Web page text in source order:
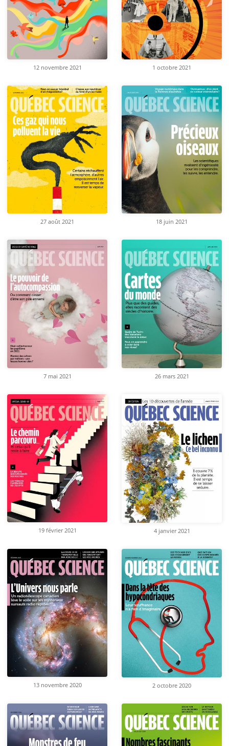
12 novembre 2021 1 octobre 2021
27 août 2021 18 juin 2021
7 mai 2021 26 mars 2021
19 février 2021 4 janvier 2021
13 novembre 2020 2 octobre 2020